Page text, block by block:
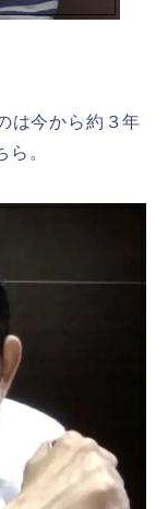
は今から約３年
ら。